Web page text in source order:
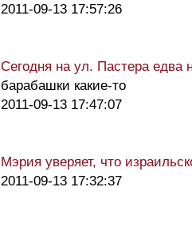
2011-09-13 17:57:26
Сегодня на ул. Пастера едва
барабашки какие-то
2011-09-13 17:47:07
Мэрия уверяет, что
2011-09-13 17:32:37